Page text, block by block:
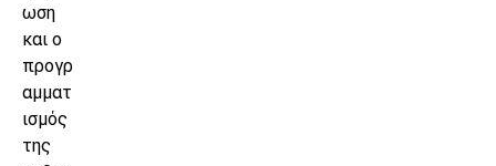
ωση
και ο
προγρ
αμματ
ισμός
της